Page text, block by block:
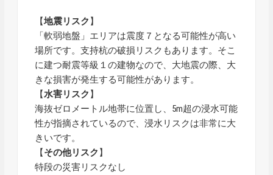
【地震リスク 】
「軟弱地盤」エリアは震度７となる可能性が高い
場所です。支持杭の破損リスクもあります。そこ
に建つ耐震等級１の建物なので、大地震の際、大
きな損害が発生する可能性があります。
【水害リスク 】
海抜ゼロメートル地帯に位置し、5m超の浸水可能
性が指摘されているので、浸水リスクは非常に大
きいです。
【その他リスク 】
特段の災害リスクなし